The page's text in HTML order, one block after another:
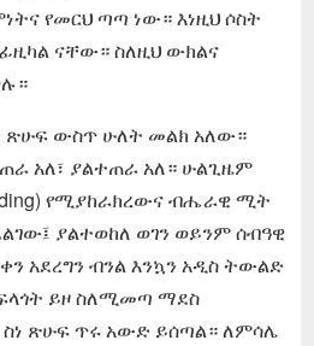
የመርህ ጣጣ ነው። እነዚህ ሶስት
ናቸው። ስለዚህ ውክልና
ጽሁፍ ውስጥ ሁለት መልክ አለው።
አለ፣ ያልተጠራ አለ። ሁልጊዜም
የሚያከራክረውና ብሔራዊ ሚት
ያልተወከለ ወገን ወይንም ሰብዓዊ
አደረግን ብንል እንኳን አዲስ ትውልድ
ይዞ ስለሚመጣ ማደስ
ጽሁፍ ጥሩ አውድ ይሰጣል። ለምሳሌ